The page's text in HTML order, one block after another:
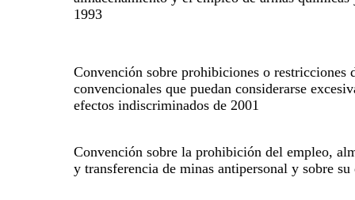
1993
Convención sobre prohibiciones o restricciones
convencionales que puedan considerarse
efectos indiscriminados de 2001
Convención sobre la prohibición del empleo,
y transferencia de minas antipersonal y sobre